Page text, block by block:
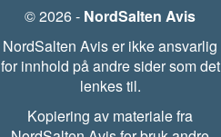
© 2026 - NordSalten Avis
NordSalten Avis er ikke ansvarlig
for innhold på andre sider som det
lenkes til.
Kopiering av materiale fra